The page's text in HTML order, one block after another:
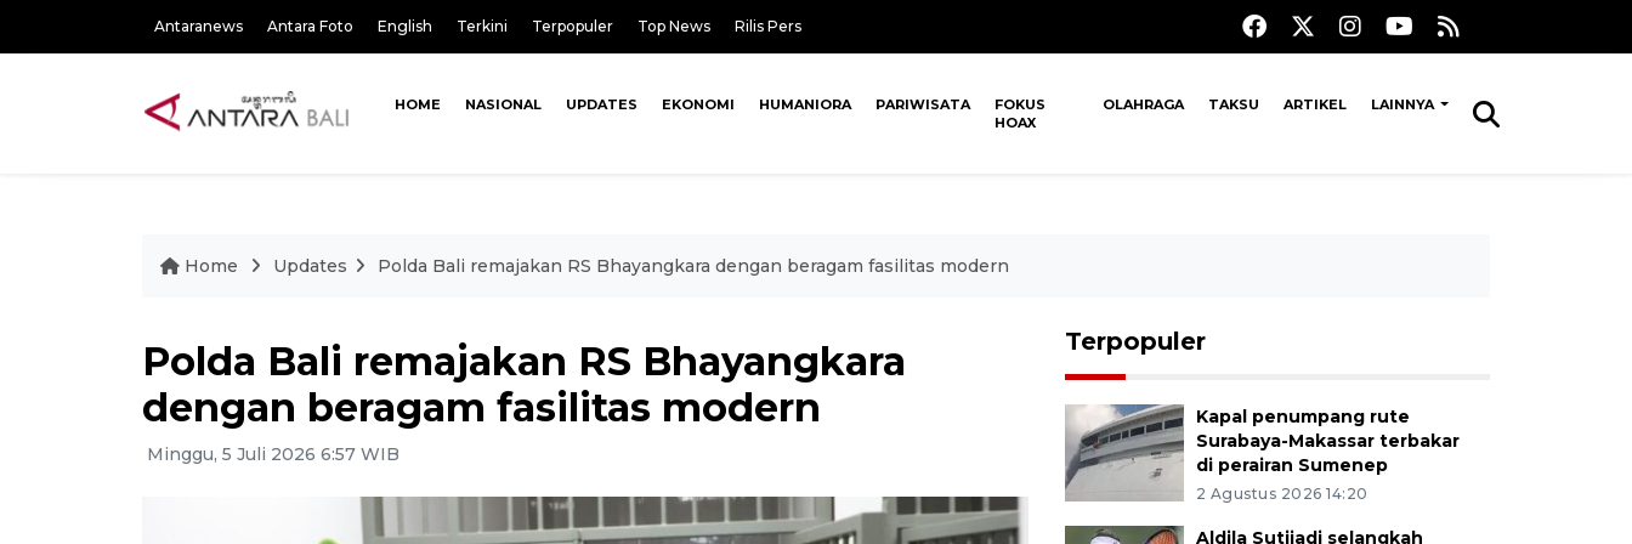
Antaranews Antara Foto English Terkini Terpopuler Top News Rilis Pers
HOME NASIONAL UPDATES EKONOMI HUMANIORA PARIWISATA
FOKUS
HOAX
OLAHRAGA TAKSU ARTIKEL LAINNYA
Home Updates Polda Bali remajakan RS Bhayangkara dengan beragam fasilitas modern
Polda Bali remajakan RS Bhayangkara
dengan beragam fasilitas modern
Minggu, 5 Juli 2026 6:57 WIB
Terpopuler
Kapal penumpang rute
Surabaya-Makassar terbakar
di perairan Sumenep
2 Agustus 2026 14:20
Aldila Sutjiadi selangkah